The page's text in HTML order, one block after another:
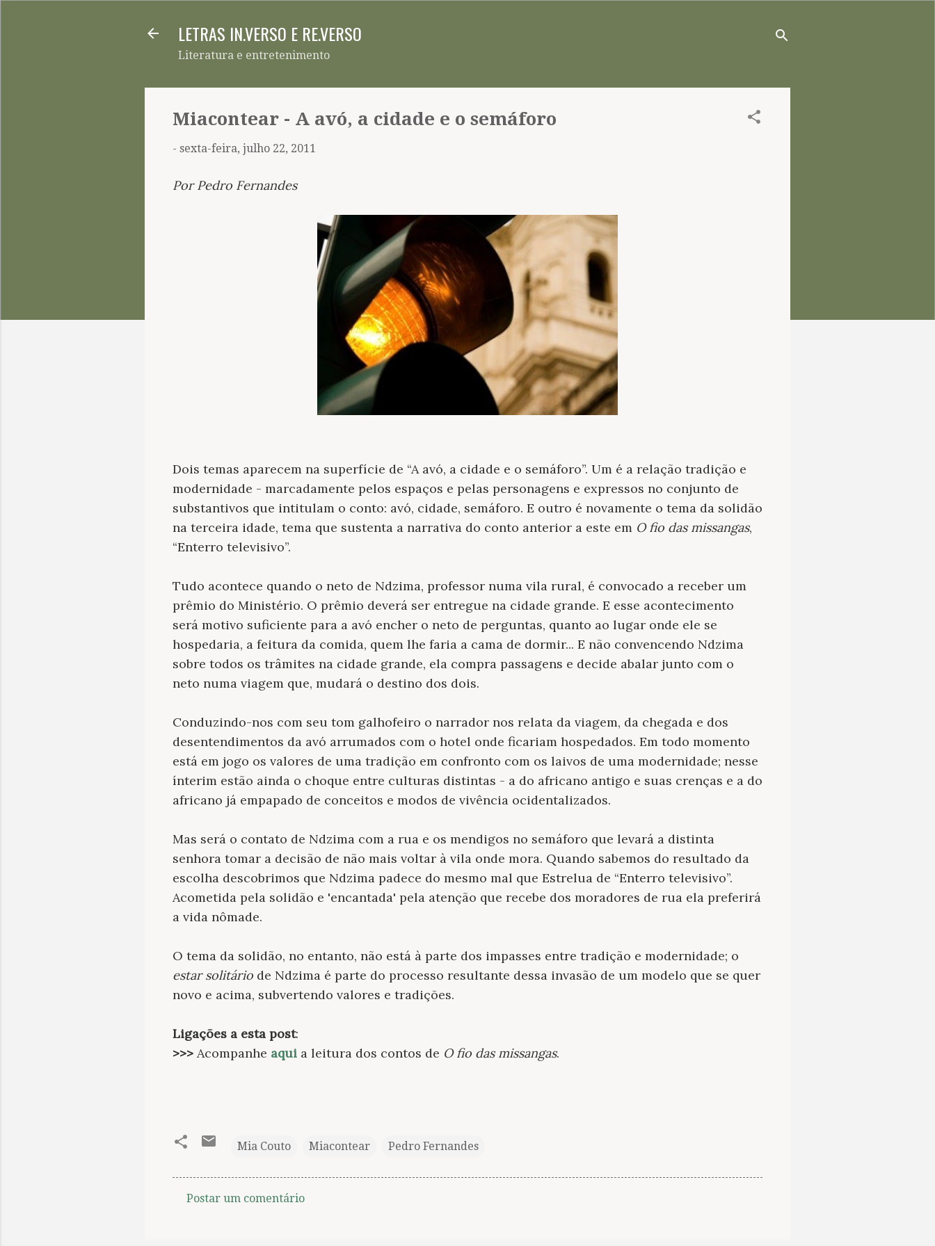
LETRAS IN.VERSO E RE.VERSO
Literatura e entretenimento
Miacontear - A avó, a cidade e o semáforo
- sexta-feira, julho 22, 2011
Por Pedro Fernandes
Dois temas aparecem na superfície de “A avó, a cidade e o semáforo”. Um é a relação tradição e
modernidade - marcadamente pelos espaços e pelas personagens e expressos no conjunto de
substantivos que intitulam o conto: avó, cidade, semáforo. E outro é novamente o tema da solidão
na terceira idade, tema que sustenta a narrativa do conto anterior a este em O fio das missangas,
“Enterro televisivo”.
Tudo acontece quando o neto de Ndzima, professor numa vila rural, é convocado a receber um
prêmio do Ministério. O prêmio deverá ser entregue na cidade grande. E esse acontecimento
será motivo suficiente para a avó encher o neto de perguntas, quanto ao lugar onde ele se
hospedaria, a feitura da comida, quem lhe faria a cama de dormir... E não convencendo Ndzima
sobre todos os trâmites na cidade grande, ela compra passagens e decide abalar junto com o
neto numa viagem que, mudará o destino dos dois.
Conduzindo-nos com seu tom galhofeiro o narrador nos relata da viagem, da chegada e dos
desentendimentos da avó arrumados com o hotel onde ficariam hospedados. Em todo momento
está em jogo os valores de uma tradição em confronto com os laivos de uma modernidade; nesse
ínterim estão ainda o choque entre culturas distintas - a do africano antigo e suas crenças e a do
africano já empapado de conceitos e modos de vivência ocidentalizados.
Mas será o contato de Ndzima com a rua e os mendigos no semáforo que levará a distinta
senhora tomar a decisão de não mais voltar à vila onde mora. Quando sabemos do resultado da
escolha descobrimos que Ndzima padece do mesmo mal que Estrelua de “Enterro televisivo”.
Acometida pela solidão e 'encantada' pela atenção que recebe dos moradores de rua ela preferirá
a vida nômade.
O tema da solidão, no entanto, não está à parte dos impasses entre tradição e modernidade; o
estar solitário de Ndzima é parte do processo resultante dessa invasão de um modelo que se quer
novo e acima, subvertendo valores e tradições.
Ligações a esta post:
>>> Acompanhe aqui a leitura dos contos de O fio das missangas.
Mia Couto Miacontear Pedro Fernandes
Postar um comentário